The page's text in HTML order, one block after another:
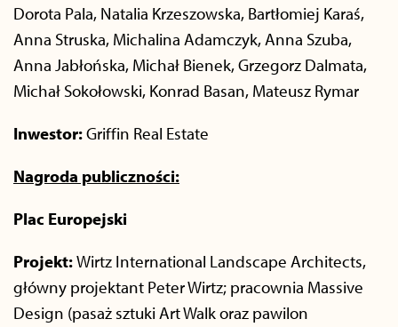
Dorota Pala, Natalia Krzeszowska, Bartłomiej Karaś,
Anna Struska, Michalina Adamczyk, Anna Szuba,
Anna Jabłońska, Michał Bienek, Grzegorz Dalmata,
Michał Sokołowski, Konrad Basan, Mateusz Rymar
Inwestor:Griffin Real Estate
Nagroda publiczności:
Plac Europejski
Projekt:Wirtz International Landscape Architects,
główny projektant Peter Wirtz; pracownia Massive
Design (pasaż sztuki Art Walk oraz pawilon